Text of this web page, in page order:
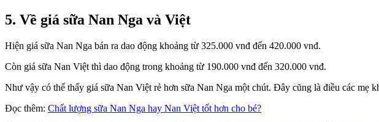
5. Về giá sữa Nan Nga và Việt
Hiện giá sữa Nan Nga bán ra dao động khoảng từ 325.000 vnđ đến 420.000 vnđ.
Còn giá sữa Nan Việt thì dao động trong khoảng từ 190.000 vnđ đến 320.000 vnđ.
Như vậy có thể thấy giá sữa Nan Việt rẻ hơn sữa Nan Nga một chút. Đây cũng là điều các mẹ
Đọc thêm: Chất lượng sữa Nan Nga hay Nan Việt tốt hơn cho bé?